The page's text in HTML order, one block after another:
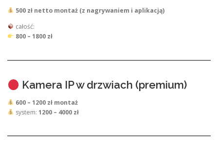
500 zł netto montaż (z nagrywaniem i aplikacją)
całość:
800 – 1800 zł
Kamera IP w drzwiach (premium)
600 – 1200 zł montaż
system: 1200 – 4000 zł